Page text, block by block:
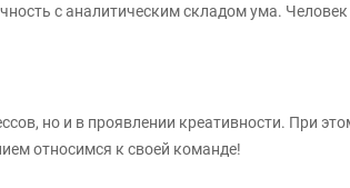
с аналитическим складом ума.
но и в проявлении креативности. При
относимся к своей команде!